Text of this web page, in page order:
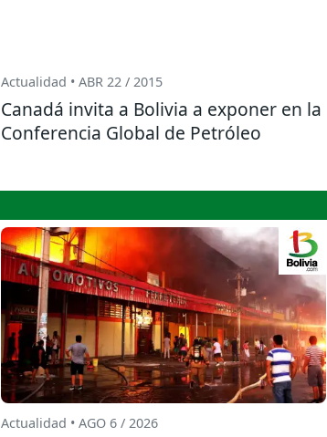
Actualidad • ABR 22 / 2015
Canadá invita a Bolivia a exponer en la
Conferencia Global de Petróleo
Actualidad • AGO 6 / 2026